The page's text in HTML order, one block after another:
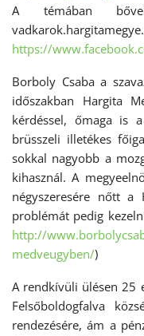
A témában
https://
Borboly Csaba a
időszakban Hargita
kérdéssel, őmaga is
brüsszeli illetékes
sokkal nagyobb a
kihasznál. A
négyszeresére nőtt a
problémát pedig
http://
medveugyben/)
A rendkívüli ülésen 25
Felsőboldogfalva
rendezésére, ám a